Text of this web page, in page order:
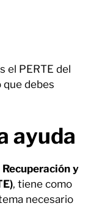
el PERTE del
que debes
ayuda
y
, tiene como
necesario